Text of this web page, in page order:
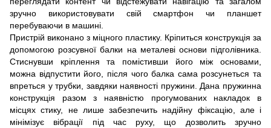
зручно використовувати свій смартфон чи планшет
перебуваючи в машині.
Пристрій виконано з міцного пластику. Кріпиться конструкція за
допомогою розсувної балки на металеві основи підголівника.
Стиснувши кріплення та помістивши його між основами,
можна відпустити його, після чого балка сама розсунеться та
впреться у трубки, завдяки наявності пружини. Дана пружинна
конструкція разом з наявністю прогумованих накладок в
місцях стику, не лише забезпечить надійну фіксацію, але і
мінімізує вібрації під час руху, що дозволить зручно